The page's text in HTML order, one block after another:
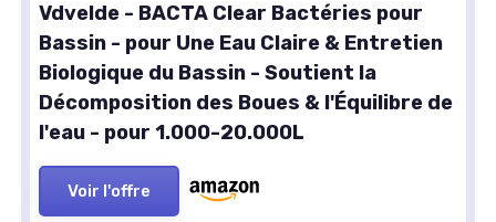
Vdvelde - BACTA Clear Bactéries pour
Bassin - pour Une Eau Claire & Entretien
Biologique du Bassin - Soutient la
Décomposition des Boues & l'Équilibre de
l'eau - pour 1.000-20.000L
Voir l'offre